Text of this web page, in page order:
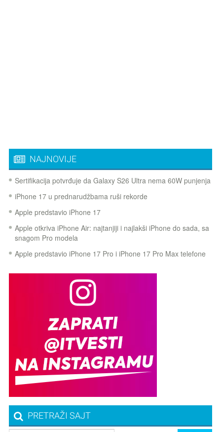
NAJNOVIJE
Sertifikacija potvrđuje da Galaxy S26 Ultra nema 60W punjenja
iPhone 17 u prednarudžbama ruši rekorde
Apple predstavio iPhone 17
Apple otkriva iPhone Air: najtanjiji i najlakši iPhone do sada, sa
snagom Pro modela
Apple predstavio iPhone 17 Pro i iPhone 17 Pro Max telefone
PRETRAŽI SAJT